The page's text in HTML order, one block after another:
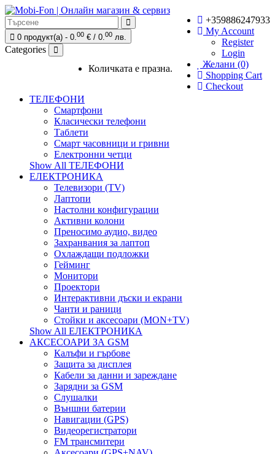
+359886247933
My Account
Register
Login
Желани (0)
Shopping Cart
Checkout
0 продукт(а) - 0.00 € / 0.00 лв.
Количката е празна.
Categories
ТЕЛЕФОНИ
Смартфони
Класически телефони
Таблети
Смарт часовници и гривни
Електронни четци
Show All ТЕЛЕФОНИ
ЕЛЕКТРОНИКА
Телевизори (TV)
Лаптопи
Настолни конфигурации
Активни колони
Преносимо аудио, видео
Захранвания за лаптоп
Охлаждащи подложки
Гейминг
Монитори
Проектори
Интерактивни дъски и екрани
Чанти и раници
Стойки и аксесоари (MON+TV)
Show All ЕЛЕКТРОНИКА
АКСЕСОАРИ ЗА GSM
Калъфи и гърбове
Защита за дисплея
Кабели за данни и зареждане
Зарядни за GSM
Слушалки
Външни батерии
Навигации (GPS)
Видеорегистратори
FM трансмитери